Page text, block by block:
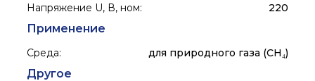
Напряжение U, В, ном: 220
Применение
Среда: для природного газа (CH₄)
Другое